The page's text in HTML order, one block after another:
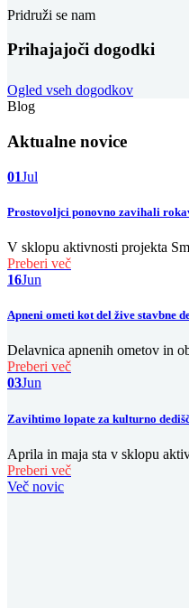
Pridruži se nam
Prihajajoči dogodki
Ogled vseh dogodkov
Blog
Aktualne novice
01Jul
Prostovoljci ponovno zavihali
V sklopu aktivnosti projekta
Preberi več
16Jun
Apneni ometi kot del žive stavbne
Delavnica apnenih ometov in
Preberi več
03Jun
Zavihtimo lopate za kulturno
Aprila in maja sta v sklopu
Preberi več
Več novic